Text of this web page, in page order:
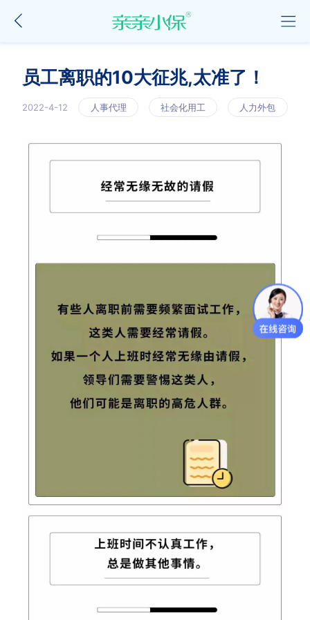
员工离职的10大征兆,太准了！
2022-4-12 人事代理 社会化用工 人力外包